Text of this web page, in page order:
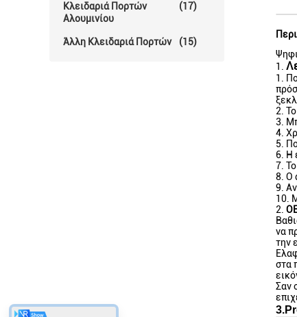
Κλειδαριά Πορτών
Αλουμινίου
(17)
Άλλη Κλειδαριά Πορτών (15)
1.
1.
2.
3.
4.
5.
6. Η
7.
8. Ο
9.
10.
2.
να
την
στα
Σαν